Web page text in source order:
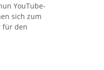
YouTube-
sich zum
für den